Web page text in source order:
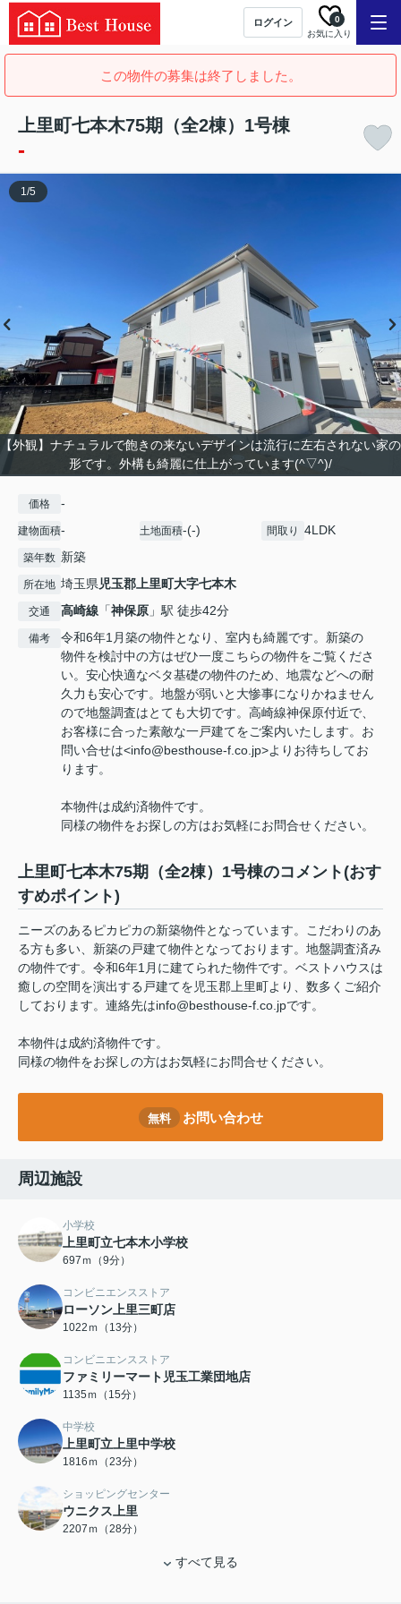
ログイン
お気に入り
0
この物件の募集は終了しました。
上里町七本木75期（全2棟）1号棟
-
【外観】ナチュラルで飽きの来ないデザインは流行に左右されない家の
形です。外構も綺麗に仕上がっています(^▽^)/
1/5
価格 -
建物面積- 土地面積-(-) 間取り 4LDK
築年数 新築
所在地 埼玉県児玉郡上里町大字七本木
交通 高崎線 「神保原 」駅 徒歩42分
備考
令和6年1月築の物件となり、室内も綺麗です。新築の
物件を検討中の方はぜひ一度こちらの物件をご覧くださ
い。安心快適なベタ基礎の物件のため、地震などへの耐
久力も安心です。地盤が弱いと大惨事になりかねません
ので地盤調査はとても大切です。高崎線神保原付近で、
お客様に合った素敵な一戸建てをご案内いたします。お
問い合せは<info@besthouse-f.co.jp>よりお待ちしてお
ります。
本物件は成約済物件です。
同様の物件をお探しの方はお気軽にお問合せください。
上里町七本木75期（全2棟）1号棟のコメント(おす
すめポイント)
ニーズのあるピカピカの新築物件となっています。こだわりのあ
る方も多い、新築の戸建て物件となっております。地盤調査済み
の物件です。令和6年1月に建てられた物件です。ベストハウスは
癒しの空間を演出する戸建てを児玉郡上里町より、数多くご紹介
しております。連絡先はinfo@besthouse-f.co.jpです。
本物件は成約済物件です。
同様の物件をお探しの方はお気軽にお問合せください。
無料 お問い合わせ
周辺施設
小学校
上里町立七本木小学校
697ｍ（9分）
コンビニエンスストア
ローソン上里三町店
1022ｍ（13分）
コンビニエンスストア
ファミリーマート児玉工業団地店
1135ｍ（15分）
中学校
上里町立上里中学校
1816ｍ（23分）
ショッピングセンター
ウニクス上里
2207ｍ（28分）
すべて見る